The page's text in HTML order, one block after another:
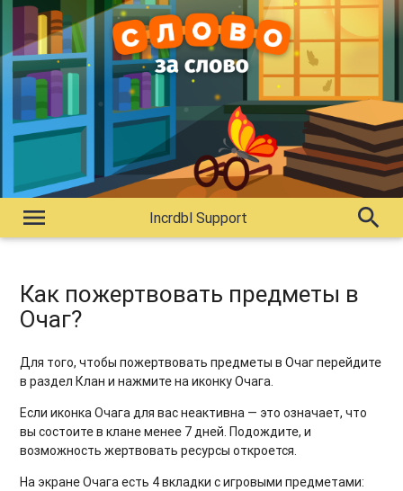
menu Incrdbl Support search
Как пожертвовать предметы в
Очаг?
Для того, чтобы пожертвовать предметы в Очаг перейдите
в раздел Клан и нажмите на иконку Очага.
Если иконка Очага для вас неактивна — это означает, что
вы состоите в клане менее 7 дней. Подождите, и
возможность жертвовать ресурсы откроется.
На экране Очага есть 4 вкладки с игровыми предметами: